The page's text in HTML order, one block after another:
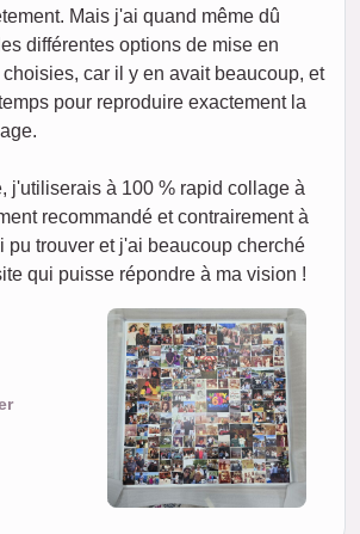
Mais j'ai quand même dû
différentes options de mise en
car il y en avait beaucoup, et
pour reproduire exactement la
j'utiliserais à 100 % rapid collage à
recommandé et contrairement à
pu trouver et j'ai beaucoup cherché
qui puisse répondre à ma vision !